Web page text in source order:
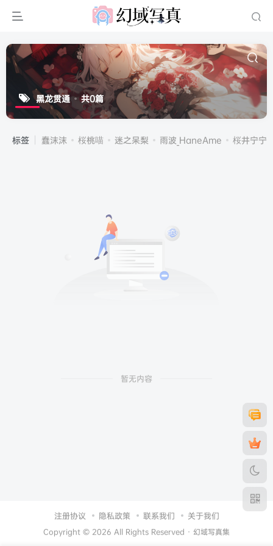
黑龙贯通 共0篇
标签 蠢沫沫 桜桃喵 迷之呆梨 雨波_HaneAme 桜井宁宁(
暂无内容
注册协议 隐私政策 联系我们 关于我们
Copyright © 2026 All Rights Reserved · 幻域写真集